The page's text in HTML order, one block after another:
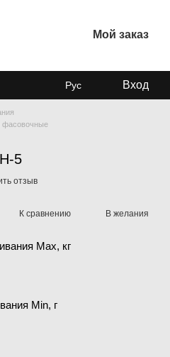
Мой заказ
Рус Вход
фасовочные
5
отзыв
К сравнению В желания
Мах, кг
Min, г